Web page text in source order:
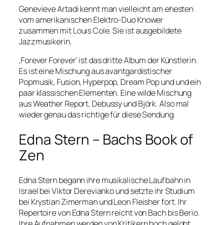
Genevieve Artadi kennt man vielleicht am ehesten
vom amerikanischen Elektro-Duo Knower
zusammen mit Louis Cole. Sie ist ausgebildete
Jazzmusikerin.
‚Forever Forever‘ ist das dritte Album der Künstlerin.
Es ist eine Mischung aus avantgardistischer
Popmusik, Fusion, Hyperpop, Dream Pop und und ein
paar klassischen Elementen. Eine wilde Mischung
aus Weather Report, Debussy und Björk. Also mal
wieder genau das richtige für diese Sendung.
Edna Stern – Bachs Book of
Zen
Edna Stern begann ihre musikalische Laufbahn in
Israel bei Viktor Derevianko und setzte ihr Studium
bei Krystian Zimerman und Leon Fleisher fort. Ihr
Repertoire von Edna Stern reicht von Bach bis Berio.